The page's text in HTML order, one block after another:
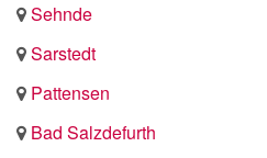
Sehnde
Sarstedt
Pattensen
Bad Salzdefurth